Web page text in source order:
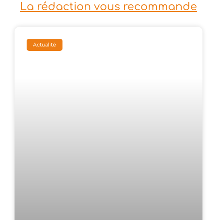
La rédaction vous recommande
Actualité